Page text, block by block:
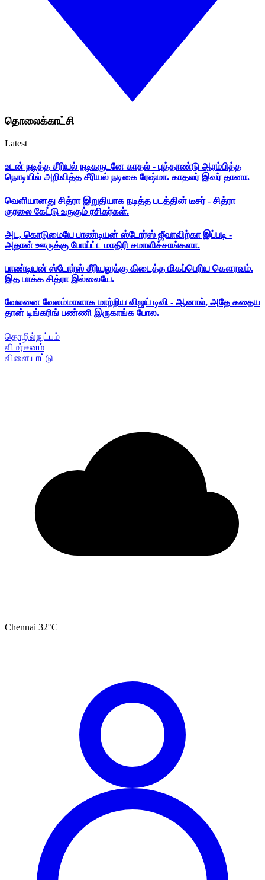
தொலைக்காட்சி
Latest
உடன் நடித்த சீரியல் நடிகருடனே காதல் - புத்தாண்டு ஆரம்பித்த
நொடியில் அறிவித்த சீரியல் நடிகை ரேஷ்மா. காதலர் இவர் தானா.
வெளியானது சித்ரா இறுதியாக நடித்த படத்தின் டீசர் - சித்ரா
குரலை கேட்டு உருகும் ரசிகர்கள்.
அட, கொடுமையே பாண்டியன் ஸ்டோர்ஸ் ஜீவாவிற்கா இப்படி -
அதான் ஊருக்கு போய்ட்ட மாதிரி சமாளிச்சாங்களா.
பாண்டியன் ஸ்டோர்ஸ் சீரியலுக்கு கிடைத்த மிகப்பெரிய கௌரவம்.
இத பாக்க சித்ரா இல்லையே.
வேலனை வேலம்மாளாக மாற்றிய விஜய் டிவி - ஆனால், அதே கதைய
தான் டிங்கரிங் பண்ணி இருகாங்க போல.
தொழில்நுட்பம்
விமர்சனம்
விளையாட்டு
Chennai 32°C